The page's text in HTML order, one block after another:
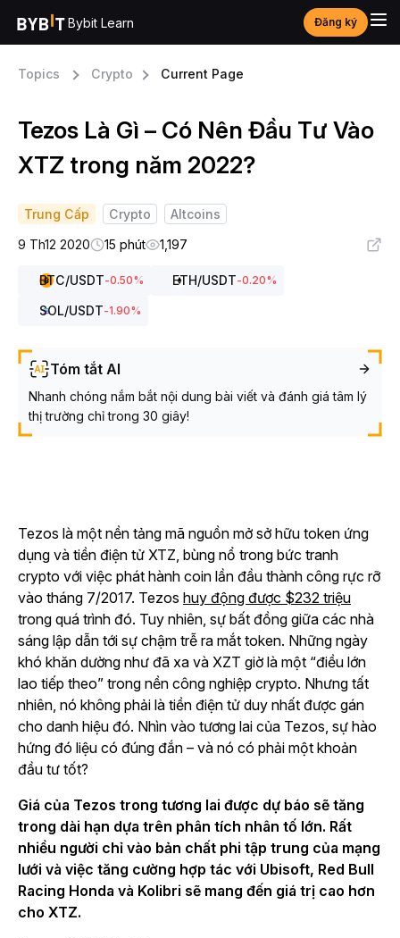
Bybit Learn Đăng ký
Topics Crypto Current Page
Tezos Là Gì – Có Nên Đầu Tư Vào
XTZ trong năm 2022?
Trung Cấp Crypto
Altcoins
9 Th12 2020
15 phút 1,197
BTC/USDT-0.50% ETH/USDT-0.20%
SOL/USDT-1.90%
Tóm tắt AI
Nhanh chóng nắm bắt nội dung bài viết và đánh giá tâm lý
thị trường chỉ trong 30 giây!
Tezos là một nền tảng mã nguồn mở sở hữu token ứng
dụng và tiền điện tử XTZ, bùng nổ trong bức tranh
crypto với việc phát hành coin lần đầu thành công rực rỡ
vào tháng 7/2017. Tezos huy động được $232 triệu
trong quá trình đó. Tuy nhiên, sự bất đồng giữa các nhà
sáng lập dẫn tới sự chậm trễ ra mắt token. Những ngày
khó khăn dường như đã xa và XZT giờ là một “điều lớn
lao tiếp theo” trong nền công nghiệp crypto. Nhưng tất
nhiên, nó không phải là tiền điện tử duy nhất được gán
cho danh hiệu đó. Nhìn vào tương lai của Tezos, sự hào
hứng đó liệu có đúng đắn – và nó có phải một khoản
đầu tư tốt?
Giá của Tezos trong tương lai được dự báo sẽ tăng
trong dài hạn dựa trên phân tích nhân tố lớn. Rất
nhiều người chỉ vào bản chất phi tập trung của mạng
lưới và việc tăng cường hợp tác với Ubisoft, Red Bull
Racing Honda và Kolibri sẽ mang đến giá trị cao hơn
cho XTZ.